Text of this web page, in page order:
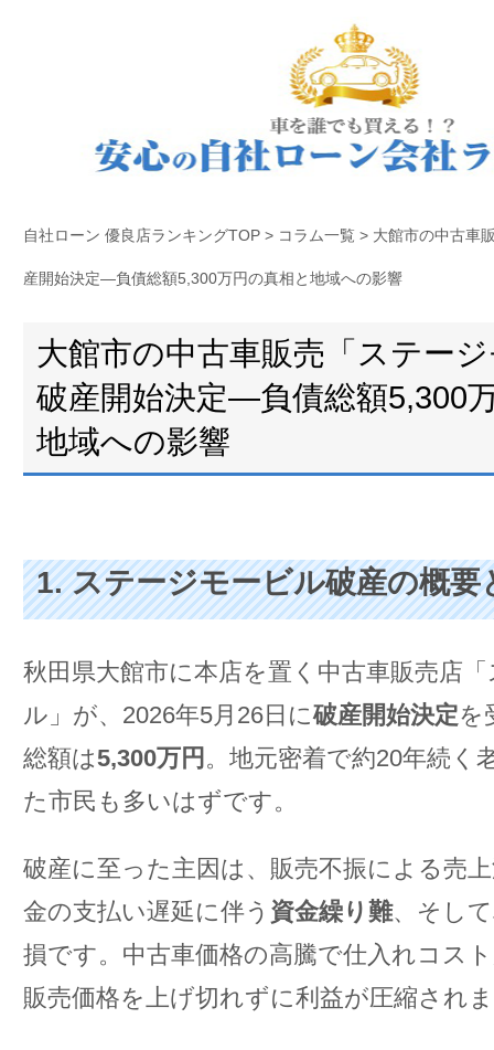
自社ローン 優良店ランキングTOP> コラム一覧 > 大館市の中古車
産開始決定―負債総額5,300万円の真相と地域への影響
大館市の中古車販売「ステー
破産開始決定―負債総額5,300
地域への影響
1. ステージモービル破産の概要
秋田県大館市に本店を置く中古車販売店
ル」が、2026年5月26日に破産開始決定を
総額は5,300万円 。地元密着で約20年続く
た市民も多いはずです。
破産に至った主因は、販売不振による売
金の支払い遅延に伴う 資金繰り難、そし
損です。中古車価格の高騰で仕入れコス
販売価格を上げ切れずに利益が圧縮され